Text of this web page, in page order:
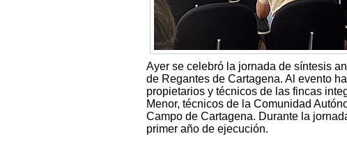
Ayer se celebró la jornada de síntesis
de Regantes de Cartagena. Al evento
propietarios y técnicos de las fincas
Menor, técnicos de la Comunidad
Campo de Cartagena. Durante la
primer año de ejecución.